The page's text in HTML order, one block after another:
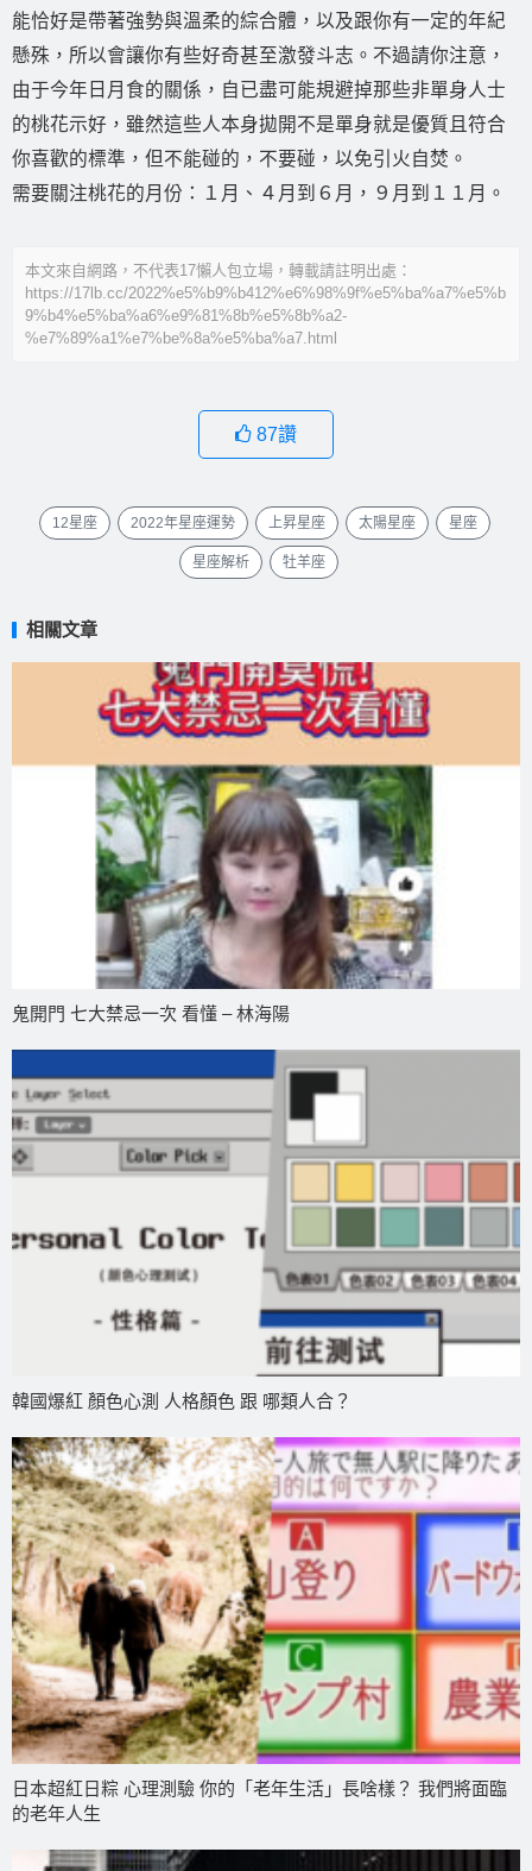
能恰好是帶著強勢與溫柔的綜合體，以及跟你有一定的年紀
懸殊，所以會讓你有些好奇甚至激發斗志。不過請你注意，
由于今年日月食的關係，自已盡可能規避掉那些非單身人士
的桃花示好，雖然這些人本身拋開不是單身就是優質且符合
你喜歡的標準，但不能碰的，不要碰，以免引火自焚。
需要關注桃花的月份：１月、４月到６月，９月到１１月。
本文來自網路，不代表17懶人包立場，轉載請註明出處：
https://17lb.cc/2022%e5%b9%b412%e6%98%9f%e5%ba%a7%e5%b
9%b4%e5%ba%a6%e9%81%8b%e5%8b%a2-
%e7%89%a1%e7%be%8a%e5%ba%a7.html
87讚
12星座 2022年星座運勢 上昇星座 太陽星座 星座
星座解析 牡羊座
相關文章
鬼開門 七大禁忌一次 看懂 – 林海陽
韓國爆紅 顏色心測 人格顏色 跟 哪類人合？
日本超紅日粽 心理測驗 你的「老年生活」長啥樣？ 我們將面臨
的老年人生